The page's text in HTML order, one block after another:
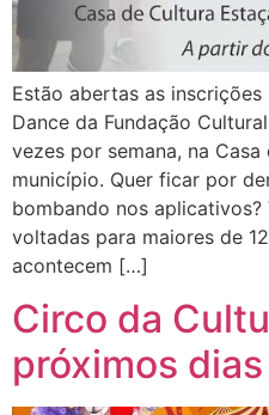
Estão abertas as
Dance da Fundação
vezes por semana, na
município. Quer ficar por
bombando nos aplicativos?
voltadas para maiores de
acontecem […]
Circo da
próximos dias